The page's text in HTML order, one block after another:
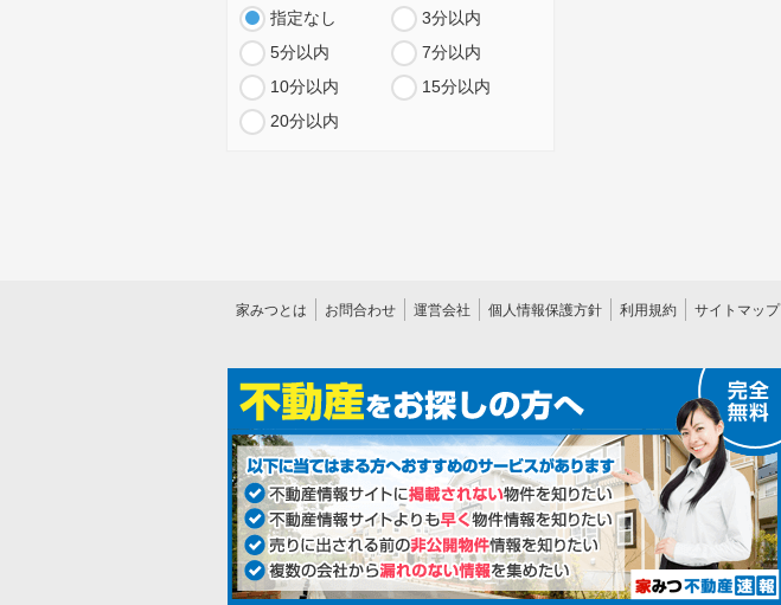
指定なし
3分以内
5分以内
7分以内
10分以内
15分以内
20分以内
家みつとは お問合わせ 運営会社 個人情報保護方針 利用規約 サイトマップ